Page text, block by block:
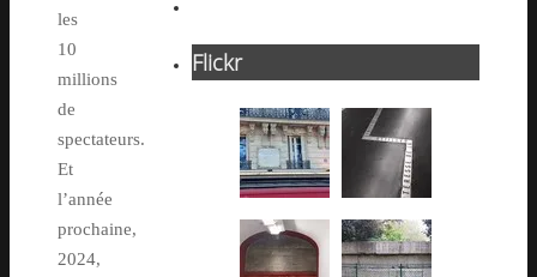
les
10
millions
de
spectateurs.
Et
l’année
prochaine,
2024,
Flickr